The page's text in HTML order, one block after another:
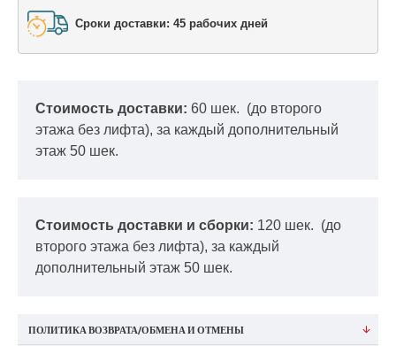
Сроки доставки: 45 рабочих дней
Стоимость доставки: 60 шек. (до второго
этажа без лифта), за каждый дополнительный
этаж 50 шек.
Стоимость доставки и сборки: 120 шек. (до
второго этажа без лифта), за каждый
дополнительный этаж 50 шек.
ПОЛИТИКА ВОЗВРАТА/ОБМЕНА И ОТМЕНЫ